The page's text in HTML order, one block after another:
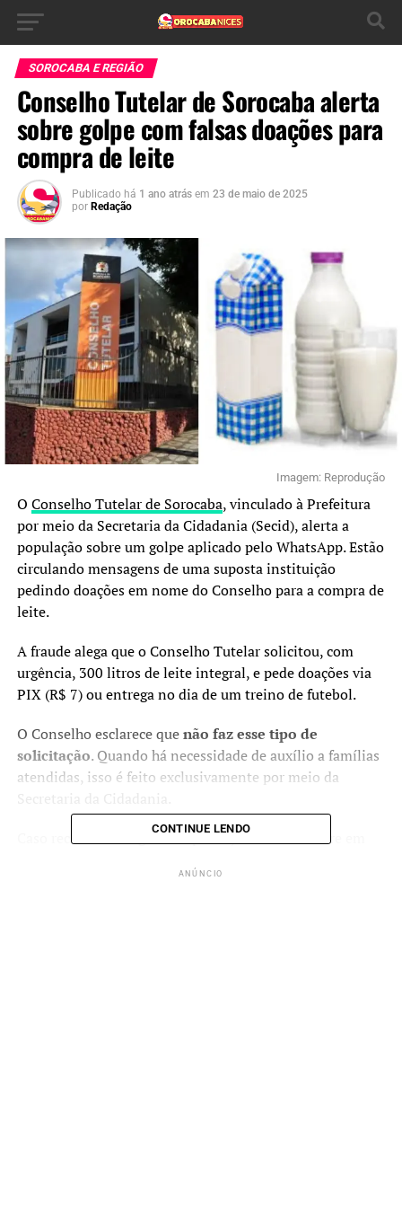
SOROCABA E REGIÃO
Conselho Tutelar de Sorocaba alerta
sobre golpe com falsas doações para
compra de leite
Publicado há 1 ano atrás em 23 de maio de 2025
por Redação
Imagem: Reprodução
O Conselho Tutelar de Sorocaba, vinculado à Prefeitura
por meio da Secretaria da Cidadania (Secid), alerta a
população sobre um golpe aplicado pelo WhatsApp. Estão
circulando mensagens de uma suposta instituição
pedindo doações em nome do Conselho para a compra de
leite.
A fraude alega que o Conselho Tutelar solicitou, com
urgência, 300 litros de leite integral, e pede doações via
PIX (R$ 7) ou entrega no dia de um treino de futebol.
O Conselho esclarece quenão faz esse tipo de
solicitação. Quando há necessidade de auxílio a famílias
atendidas, isso é feito exclusivamente por meio da
Caso receba mensagens suspeitas,não doe
e entre em
CONTINUE LENDO
ANÚNCIO